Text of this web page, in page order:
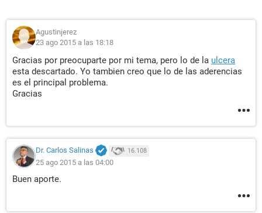
Agustinjerez
23 ago 2015 a las 18:18
Gracias por preocuparte por mi tema, pero lo de la ulcera
esta descartado. Yo tambien creo que lo de las aderencias
es el principal problema.
Gracias
Dr. Carlos Salinas 16.108
25 ago 2015 a las 04:00
Buen aporte.